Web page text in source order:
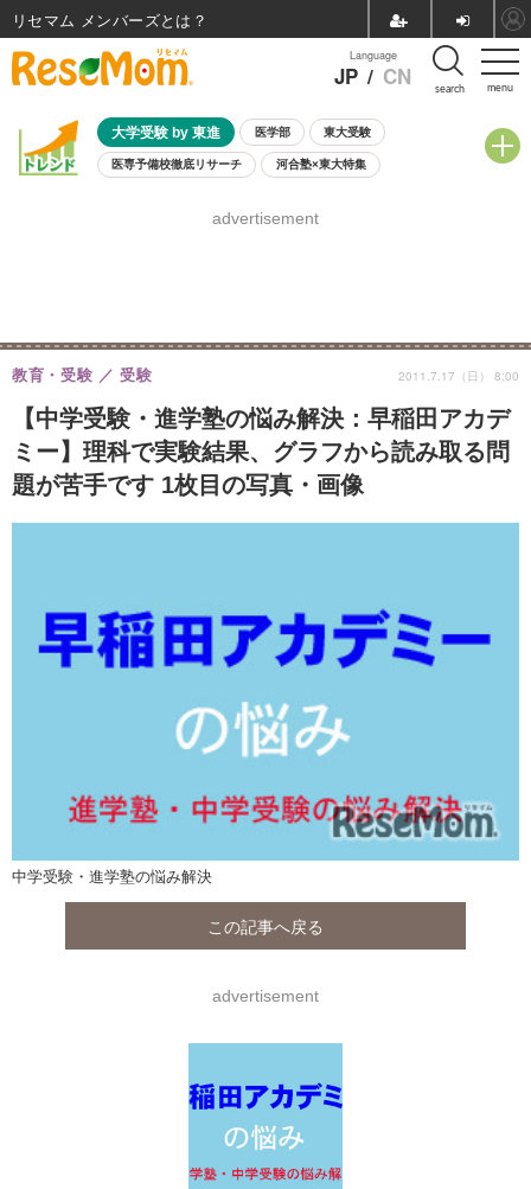
menu
Language
JP / CN search
大学受験 by 東進 医学部 東大受験
医専予備校徹底リサーチ 河合塾×東大特集
8月開催学校説明会・相談会
advertisement
【中学受験・進学塾の悩み解決：早稲田アカデ
ミー】理科で実験結果、グラフから読み取る問
題が苦手です 1枚目の写真・画像
教育・受験 受験 2011.7.17（日） 8:00
中学受験・進学塾の悩み解決
この記事へ戻る
advertisement
リセマム メンバーズ